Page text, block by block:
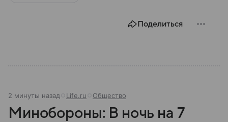
Поделиться
2 минуты назад Life.ru Общество
Минобороны: В ночь на 7